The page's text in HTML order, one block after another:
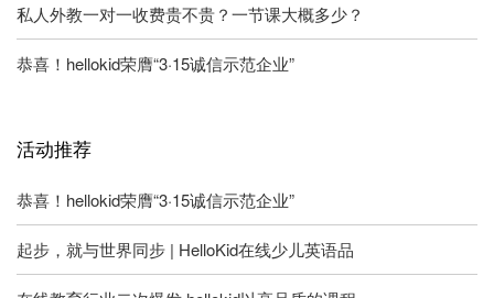
私人外教一对一收费贵不贵？一节课大概多少？
恭喜！hellokid荣膺“3·15诚信示范企业”
活动推荐
恭喜！hellokid荣膺“3·15诚信示范企业”
起步，就与世界同步 | HelloKid在线少儿英语品